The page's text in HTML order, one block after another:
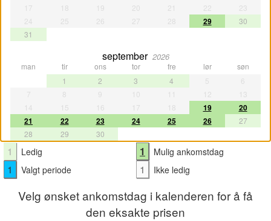
17
18 19 20 21 22
23
24
25 26 27 28 29
30
31
september 2026
man tir ons tor fre lør
søn
1
2 3 4 5
6
7
8 9 10 11 12
13
14
15 16 17 18 19
20
21
22 23 24 25 26
27
28
29 30
1 Ledig 1 Mulig ankomstdag
1 Valgt periode 1 Ikke ledig
Velg ønsket ankomstdag i kalenderen for å få
den eksakte prisen